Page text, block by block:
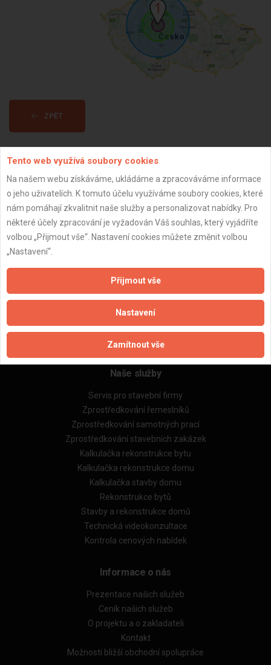
ZPĚT
Aktualizováno z portálu ARES dne 04.01.2024 02:55:48
Důležité informace
Zpracování a ochrana osobních údajů
Zásady pro používání souborů cookie
Obchodní podmínky (zprostředkování)
Obchodní podmínky (rozpočtování)
Reference
Naše excelové tabulky online
Naše služby
Servis pro stavební firmy
Zprostředkování řemeslníků
Zprostředkování samotných prací
Zprostředkování stavebních zakázek
Kalkulačka rekonstrukce bytu
Kalkulačka rekonstrukce domu
Kalkulačka stavby domu
Rekonstrukce bytů
Stavby a rekonstrukce domů
Technická videokonzultace
Kontrola cenových nabídek
Informace o nás
Prezentace našich služeb
Ceník našich služeb
O projektu a o zakladateli
Kontakt
Možnosti bližší obchodní spolupráce
Tento web využívá soubory cookies
Na našem webu získáváme, ukládáme a zpracováváme informace
o jeho uživatelích. K tomuto účelu využíváme soubory cookies, které
nám pomáhají zkvalitnit naše služby a personalizovat nabídky. Pro
některé účely zpracování je vyžadován Váš souhlas, který vyjádříte
volbou „Přijmout vše“. Nastavení cookies můžete změnit volbou
„Nastavení“.
Přijmout vše
Nastavení
Zamítnout vše